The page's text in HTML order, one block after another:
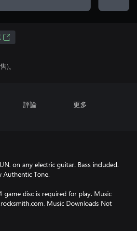
)。
評論 更多
on any electric guitar. Bass included.
Authentic Tone.
game disc is required for play. Music
Music Downloads Not